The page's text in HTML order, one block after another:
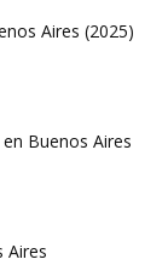
Aires (2025)
Buenos Aires
Aires